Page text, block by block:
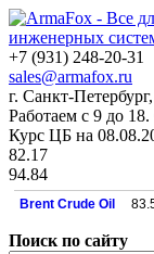
инженерных
+7 (931) 248-20-31
sales@armafox.ru
г. Санкт-
Работаем с 9 до
Курс ЦБ на
82.17
94.84
Brent Crude Oil
Поиск по сайту